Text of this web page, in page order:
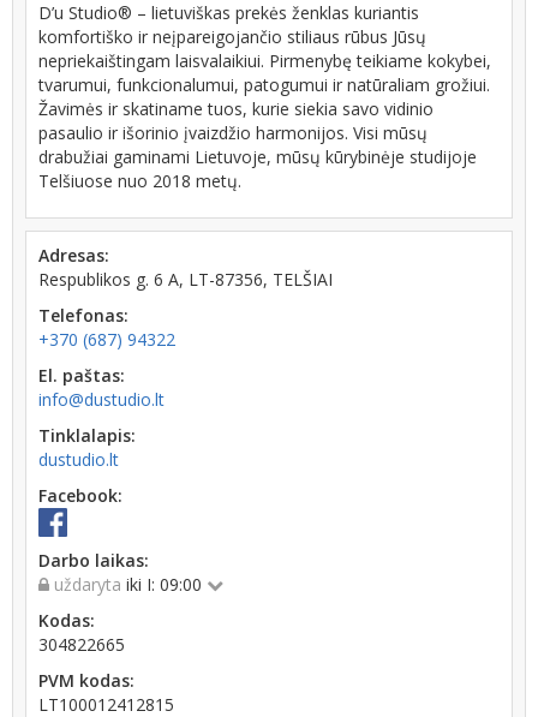
D’u Studio® – lietuviškas prekės ženklas kuriantis
komfortiško ir neįpareigojančio stiliaus rūbus Jūsų
nepriekaištingam laisvalaikiui. Pirmenybę teikiame kokybei,
tvarumui, funkcionalumui, patogumui ir natūraliam grožiui.
Žavimės ir skatiname tuos, kurie siekia savo vidinio
pasaulio ir išorinio įvaizdžio harmonijos. Visi mūsų
drabužiai gaminami Lietuvoje, mūsų kūrybinėje studijoje
Telšiuose nuo 2018 metų.
Adresas:
Respublikos g. 6 A, LT-87356, TELŠIAI
Telefonas:
+370 (687) 94322
El. paštas:
info@dustudio.lt
Tinklalapis:
dustudio.lt
Facebook:
Darbo laikas:
uždaryta iki I: 09:00
Kodas:
304822665
PVM kodas:
LT100012412815